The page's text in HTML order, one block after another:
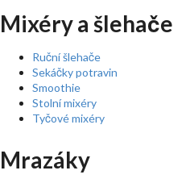
Mixéry a šlehače
Ruční šlehače
Sekáčky potravin
Smoothie
Stolní mixéry
Tyčové mixéry
Mrazáky